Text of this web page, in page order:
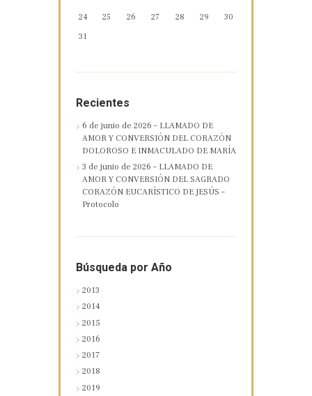
24
25 26 27 28 29
30
31
Recientes
6 de junio de 2026 – LLAMADO DE
AMOR Y CONVERSIÓN DEL CORAZÓN
DOLOROSO E INMACULADO DE MARÍA
3 de junio de 2026 – LLAMADO DE
AMOR Y CONVERSIÓN DEL SAGRADO
CORAZÓN EUCARÍSTICO DE JESÚS –
Protocolo
Búsqueda por Año
2013
2014
2015
2016
2017
2018
2019